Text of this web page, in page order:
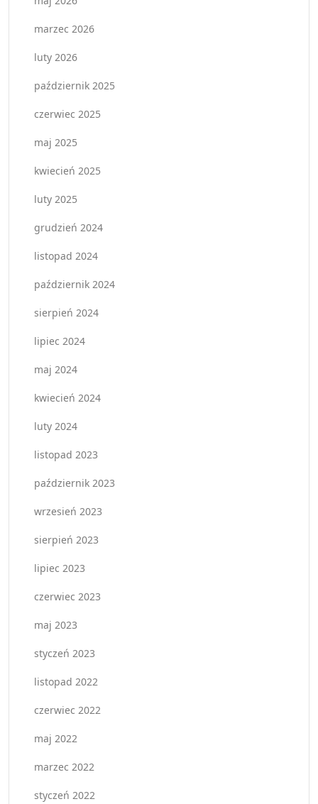
marzec 2026
luty 2026
październik 2025
czerwiec 2025
maj 2025
kwiecień 2025
luty 2025
grudzień 2024
listopad 2024
październik 2024
sierpień 2024
lipiec 2024
maj 2024
kwiecień 2024
luty 2024
listopad 2023
październik 2023
wrzesień 2023
sierpień 2023
lipiec 2023
czerwiec 2023
maj 2023
styczeń 2023
listopad 2022
czerwiec 2022
maj 2022
marzec 2022
styczeń 2022